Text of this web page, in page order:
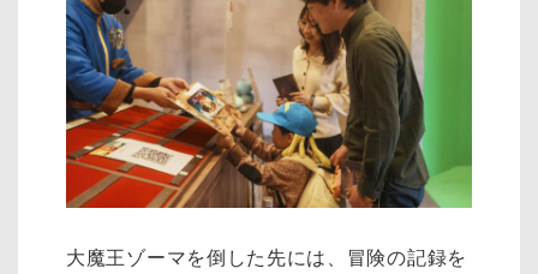
大魔王ゾーマを倒した先には、冒険の記録を